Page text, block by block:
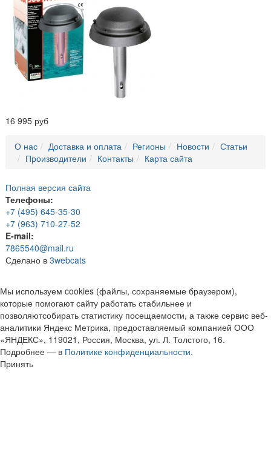
16 995 руб
О нас Доставка и оплата Регионы Новости
Статьи
Производители
Контакты Карта сайта
Полная версия сайта
Телефоны:
+7 (495) 645-35-30
+7 (963) 710-27-52
E-mail:
7865540@mail.ru
Сделано в 3webcats
Мы используем cookies (файлы, сохраняемые браузером),
которые помогают сайту работать стабильнее и
позволяютсобирать статистику посещаемости, а также сервис веб-
аналитики Яндекс Метрика, предоставляемый компанией ООО
«ЯНДЕКС», 119021, Россия, Москва, ул. Л. Толстого, 16.
Подробнее — в Политике конфиденциальности.
Принять